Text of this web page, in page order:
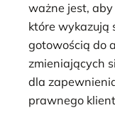
ważne jest,
które wykazują
gotowością do
zmieniających
dla
prawnego